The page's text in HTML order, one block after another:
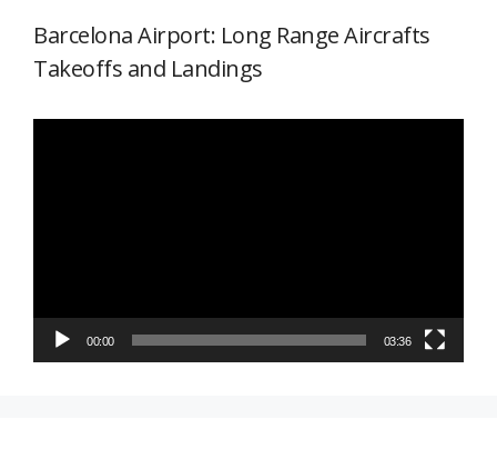
Barcelona Airport: Long Range Aircrafts
Takeoffs and Landings
00:00 03:36